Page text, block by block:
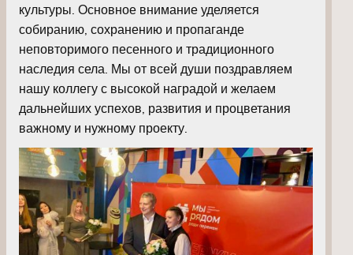
культуры. Основное внимание уделяется
собиранию, сохранению и пропаганде
неповторимого песенного и традиционного
наследия села. Мы от всей души поздравляем
нашу коллегу с высокой наградой и желаем
дальнейших успехов, развития и процветания
важному и нужному проекту.